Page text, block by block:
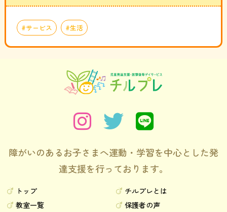
サービス 生活
障がいのあるお子さまへ運動・学習を中心とした発
達支援を行っております。
トップ
チルプレとは
教室一覧
保護者の声